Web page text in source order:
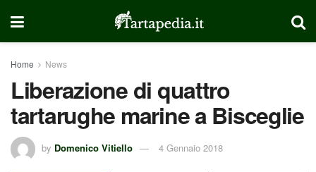
Home News
Liberazione di quattro
tartarughe marine a Bisceglie
by Domenico Vitiello 4 Gennaio 2018